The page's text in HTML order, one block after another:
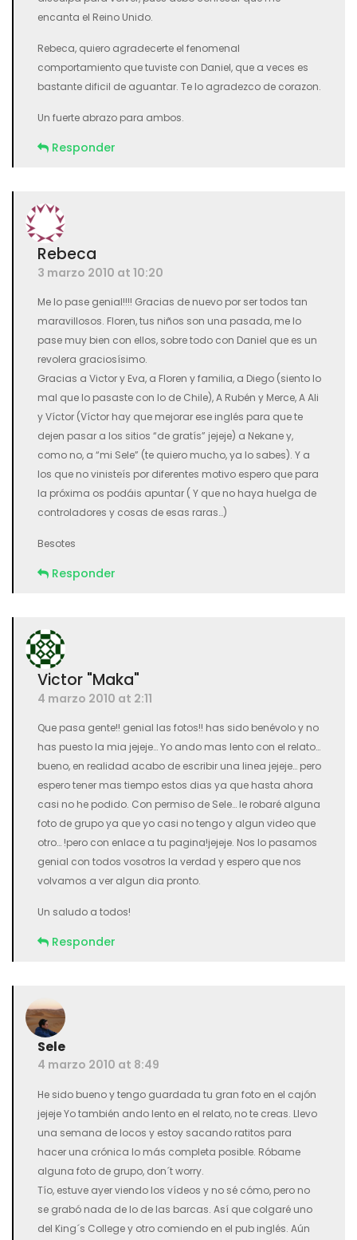
encanta el Reino Unido.
Rebeca, quiero agradecerte el fenomenal
comportamiento que tuviste con Daniel, que a veces es
bastante dificil de aguantar. Te lo agradezco de corazon.
Un fuerte abrazo para ambos.
Responder
Rebeca
3 marzo 2010 at 10:20
Me lo pase genial!!!! Gracias de nuevo por ser todos tan
maravillosos. Floren, tus niños son una pasada, me lo
pase muy bien con ellos, sobre todo con Daniel que es un
revolera graciosísimo.
Gracias a Victor y Eva, a Floren y familia, a Diego (siento lo
mal que lo pasaste con lo de Chile), A Rubén y Merce, A Ali
y Víctor (Víctor hay que mejorar ese inglés para que te
dejen pasar a los sitios “de gratís” jejeje) a Nekane y,
como no, a “mi Sele” (te quiero mucho, ya lo sabes). Y a
los que no vinisteís por diferentes motivo espero que para
la próxima os podáis apuntar ( Y que no haya huelga de
controladores y cosas de esas raras…)
Besotes
Responder
Victor "Maka"
4 marzo 2010 at 2:11
Que pasa gente!! genial las fotos!! has sido benévolo y no
has puesto la mia jejeje… Yo ando mas lento con el relato…
bueno, en realidad acabo de escribir una linea jejeje… pero
espero tener mas tiempo estos dias ya que hasta ahora
casi no he podido. Con permiso de Sele… le robaré alguna
foto de grupo ya que yo casi no tengo y algun video que
otro… !pero con enlace a tu pagina!jejeje. Nos lo pasamos
genial con todos vosotros la verdad y espero que nos
volvamos a ver algun dia pronto.
Un saludo a todos!
Responder
Sele
4 marzo 2010 at 8:49
He sido bueno y tengo guardada tu gran foto en el cajón
jejeje Yo también ando lento en el relato, no te creas. Llevo
una semana de locos y estoy sacando ratitos para
hacer una crónica lo más completa posible. Róbame
alguna foto de grupo, don´t worry.
Tío, estuve ayer viendo los vídeos y no sé cómo, pero no
se grabó nada de lo de las barcas. Así que colgaré uno
del King´s College y otro comiendo en el pub inglés. Aún